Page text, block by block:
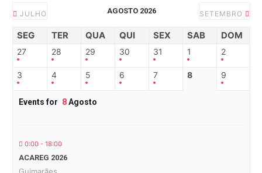
JULHO AGOSTO 2026 SETEMBRO
SEG TER QUA QUI SEX SAB DOM
27 28 29 30 31 1 2
3 4 5 6 7 8 9
Events for 8Agosto
0:00 - 18:00
ACAREG 2026